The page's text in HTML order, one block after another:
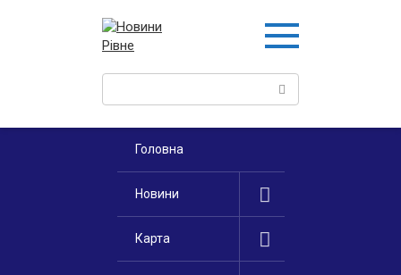
Поиск:
Головна
Новини
Карта